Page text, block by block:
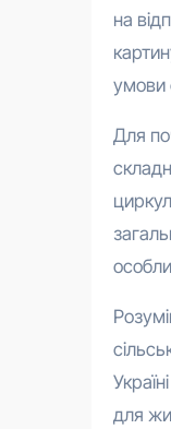
на
умови
Для
для